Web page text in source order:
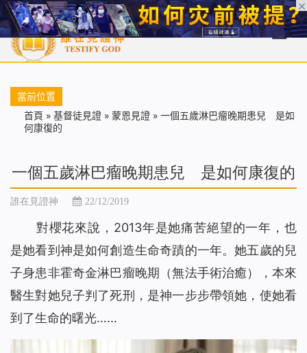
首頁 每日靈糧 天國福音 基督徒見證 信仰解答 聖經
當前位置
首頁 » 基督徒見證 » 蒙恩見證 » 一個五歲淋巴瘤晚期患兒 是如
何康復的
一個五歲淋巴瘤晚期患兒 是如何康復的
誰在見證神 22/12/2019
對櫻花來說，2013年是她痛苦絕望的一年，也
是她看到神是如何創造生命奇蹟的一年。她五歲的兒
子身患非霍奇金淋巴瘤晚期（無法手術治癒），本來
醫生對她兒子判了死刑，是神一步步帶領她，使她看
到了生命的曙光……